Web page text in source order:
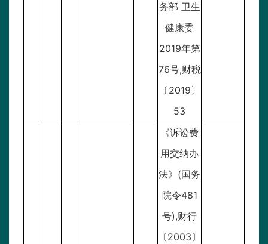
务部 卫生
健康委
2019年第
76号,财税
〔2019〕
53
《诉讼费
用交纳办
法》(国务
院令481
号),财行
〔2003〕